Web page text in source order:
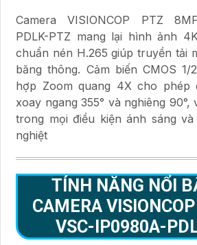
Camera VISIONCOP PTZ
PDLK-PTZ mang lại hình ảnh
chuẩn nén H.265 giúp truyền tải
băng thông. Cảm biến CMOS
hợp Zoom quang 4X cho phép
xoay ngang 355° và nghiêng
trong mọi điều kiện ánh sáng
nghiệt
TÍNH NĂNG NỔI
CAMERA
VSC-IP0980A-